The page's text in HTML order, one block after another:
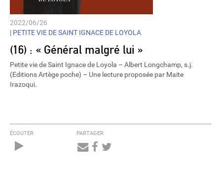
2022/06/26
| PETITE VIE DE SAINT IGNACE DE LOYOLA
(16) : « Général malgré lui »
Petite vie de Saint Ignace de Loyola – Albert Longchamp, s.j.
(Editions Artège poche) – Une lecture proposée par Maite
Irazoqui.
ÉCOUTER PARTAGER